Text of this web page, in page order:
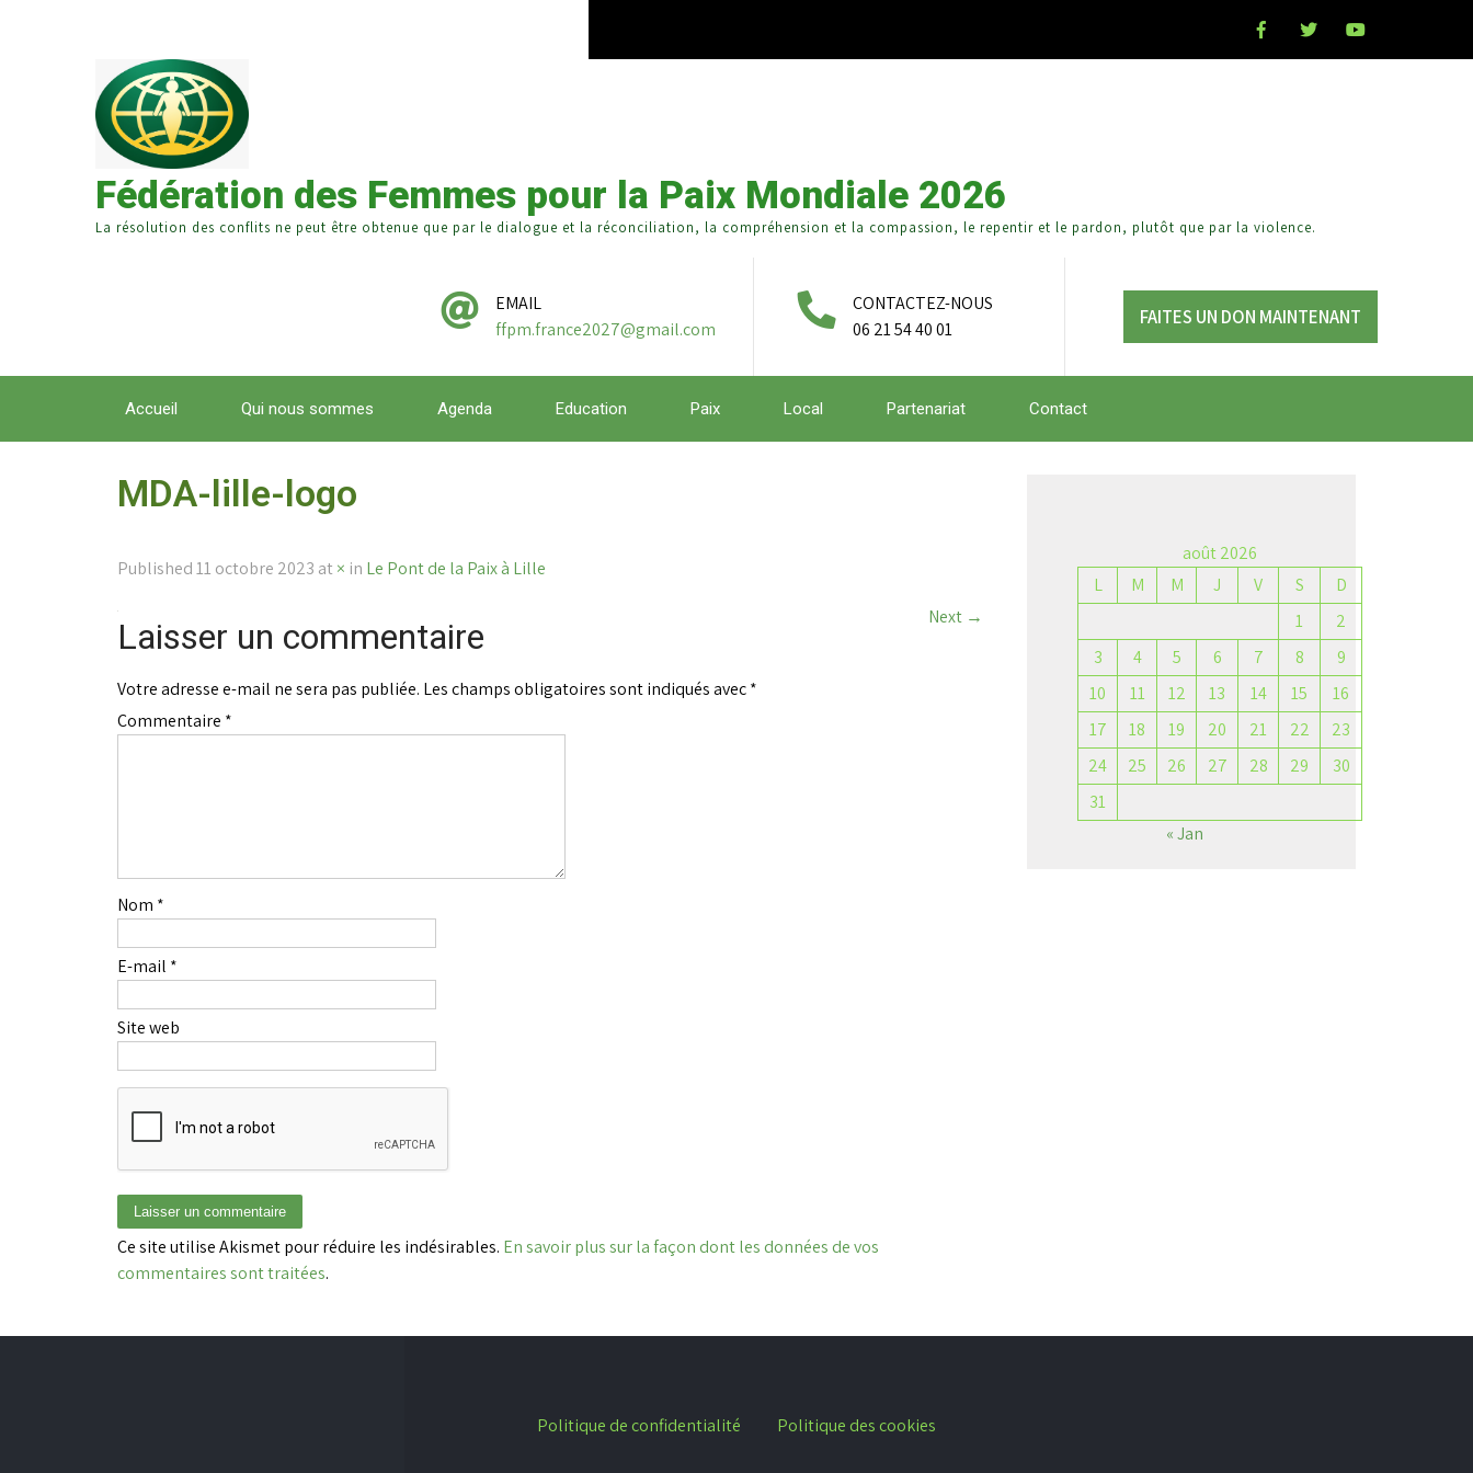
Fédération des Femmes pour la Paix Mondiale 2026
La résolution des conflits ne peut être obtenue que par le dialogue et la réconciliation, la compréhension et la compassion, le repentir et le pardon, plutôt que par la violence.
EMAIL
ffpm.france2027@gmail.com
CONTACTEZ-NOUS
06 21 54 40 01
FAITES UN DON MAINTENANT
Accueil Qui nous sommes Agenda Education Paix Local Partenariat Contact
MDA-lille-logo
Published11 octobre 2023 at × in Le Pont de la Paix à Lille
Next →
Laisser un commentaire
Votre adresse e-mail ne sera pas publiée. Les champs obligatoires sont indiqués avec*
Commentaire *
Nom *
E-mail *
Site web
Ce site utilise Akismet pour réduire les indésirables. En savoir plus sur la façon dont les données de vos
commentaires sont traitées.
août 2026
L
M M J V S
D
1
2
3
4 5 6 7 8
9
10
11 12 13 14 15
16
17
18 19 20 21 22
23
24
25 26 27 28 29
30
31
« Jan
Politique de confidentialité Politique des cookies